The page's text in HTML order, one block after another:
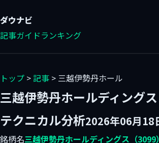
ダウナビ
記事ガイドランキング
トップ >記事 > 三越伊勢丹ホール
三越伊勢丹ホールディング
テクニカル分析2026年06月18
銘柄名三越伊勢丹ホールディングス（3099）